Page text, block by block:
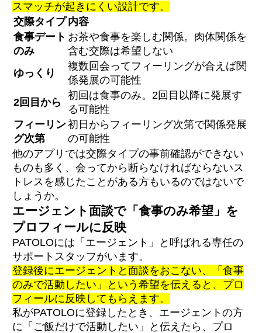
スマッチが起きにくい設計です。
交際タイプ 内容
食事デート
のみ
お茶や食事を楽しむ関係。肉体関係を
含む交際は希望しない
ゆっくり
複数回会ってフィーリングが合えば関
係発展の可能性
2回目から
初回は食事のみ。2回目以降に発展す
る可能性
フィーリン
グ次第
初日からフィーリング次第で関係発展
の可能性
他のアプリでは交際タイプの事前確認ができない
ものも多く、会ってから断らなければならないス
トレスを感じたことがある方もいるのではないで
しょうか。
エージェント面談で「食事のみ希望」を
プロフィールに反映
PATOLOには「エージェント」と呼ばれる専任の
サポートスタッフがいます。
登録後にエージェントと面談をおこない、「食事
のみで活動したい」という希望を伝えると、プロ
フィールに反映してもらえます。
私がPATOLOに登録したとき、エージェントの方
に「ご飯だけで活動したい」と伝えたら、プロ